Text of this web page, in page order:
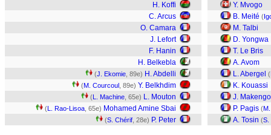
H. Koffi
C. Arcus
O. Camara
J. Lefort
F. Hanin
H. Belkebla
(J. Ekomie , 89e) H. Abdelli
(M. Courcoul , 89e) Y. Belkhdim
(L. Machine , 65e) L. Mouton
(L. Rao-Lisoa , 65e) Mohamed Amine Sbai
(S. Chérif , 28e) P. Peter
Y. Mvogo
B. Meité (
M. Talbi
D.
T. Le Bris
A. Avom
L. Abergel (
K. Kouassi
J. Makengo
P. Pagis (
A. Tosin (S.